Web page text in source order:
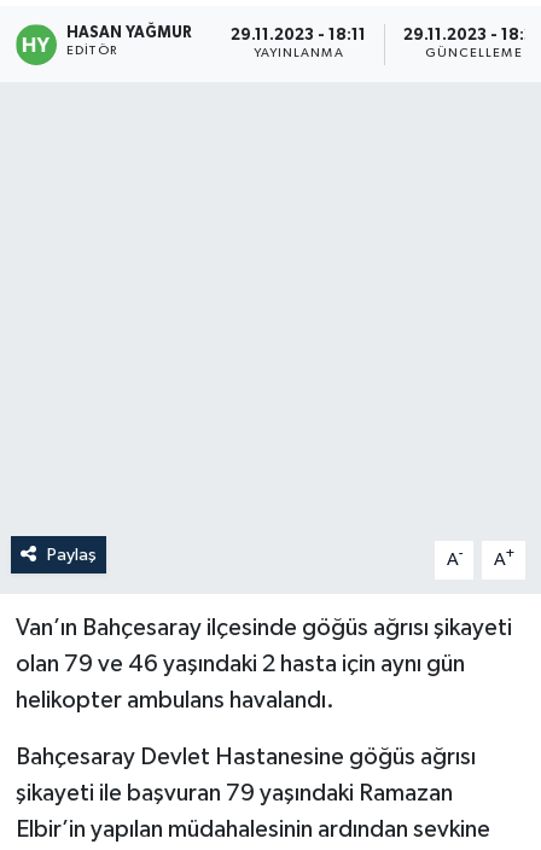
HASAN YAĞMUR
EDITÖR
29.11.2023 - 18:11
YAYINLANMA
29.11.2023 -
GÜNCELLEME
Paylaş A- A+
Van’ın Bahçesaray ilçesinde göğüs ağrısı şikayeti
olan 79 ve 46 yaşındaki 2 hasta için aynı gün
helikopter ambulans havalandı.
Bahçesaray Devlet Hastanesine göğüs ağrısı
şikayeti ile başvuran 79 yaşındaki Ramazan
Elbir’in yapılan müdahalesinin ardından sevkine
Magazin
Haber Arşivi